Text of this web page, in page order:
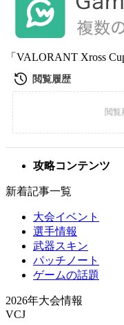
「VALORANT Xross
攻略コンテンツ
新着記事一覧
大会イベント
選手情報
武器スキン
パッチノート
ゲームの話題
2026年大会情報
VCJ